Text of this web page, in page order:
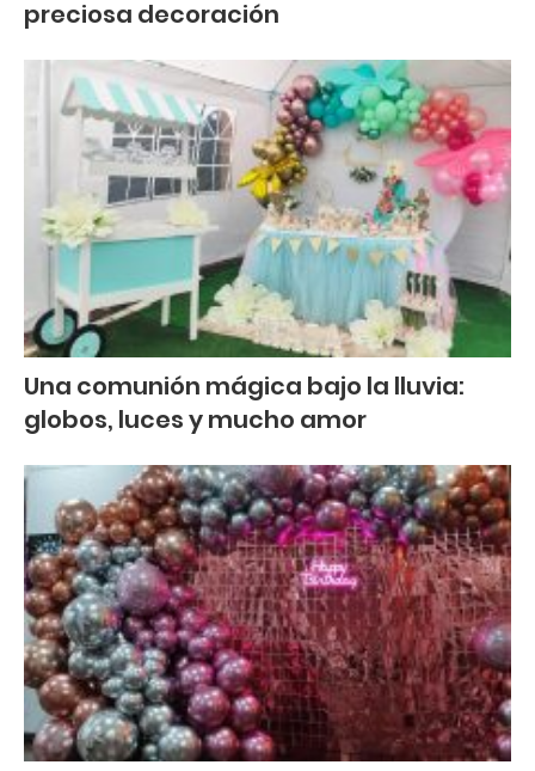
preciosa decoración
Una comunión mágica bajo la lluvia:
globos, luces y mucho amor